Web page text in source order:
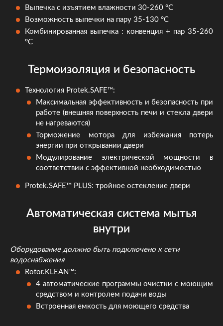
Выпечка с изъятием влажности 30-260 °С
Возможность выпечки на пару 35-130 °C
Комбинированная выпечка : конвенция + пар 35-260
°C
Термоизоляция и безопасность
Технология Protek.SAFE™:
Максимальная эффективность и безопасность при
работе (внешняя поверхность печи и стекла двери
не нагреваются)
Торможение мотора для избежания потерь
энергии при открывании двери
Модулирование электрической мощности в
соответствии с эффективной необходимостью
Protek.SAFE™ PLUS: тройное остекление двери
Автоматическая система мытья
внутри
Оборудование должно быть подключено к сети
водоснабжения
Rotor.KLEAN™:
4 автоматические программы очистки с моющим
средством и контролем подачи воды
Встроенная емкость для моющего средства